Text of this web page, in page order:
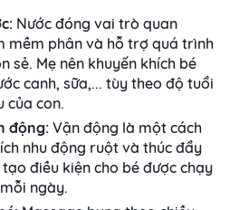
Nước đóng vai trò quan
mềm phân và hỗ trợ quá trình
sẻ. Mẹ nên khuyến khích bé
canh, sữa,... tùy theo độ tuổi
của con.
động: Vận động là một cách
nhu động ruột và thúc đẩy
điều kiện cho bé được chạy
ngày.